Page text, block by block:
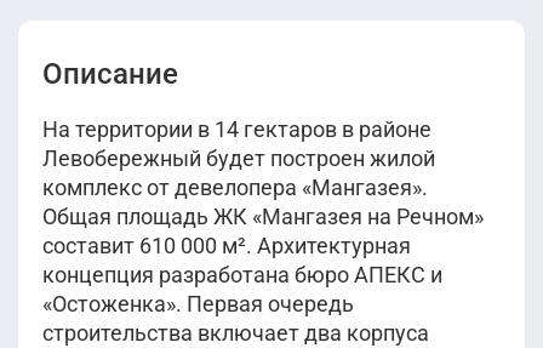
8 корпус
24 409 000руб.
42.8 м2 этаж 15-23
IV кв 2027
8 корпус
Уточнить
43.1 м
2 этаж 11
IV кв 2027
8 корпус
8 корпус
36 960 000
70.2 м2 этаж 6
IV кв 2027
8 корпус
Уточнить
37 741 000 руб.
70.4 м2 этаж 14-23
IV кв 2027
Уточнить
Описание
На территории в 14 гектаров в районе
Левобережный будет построен жилой
комплекс от девелопера «Мангазея».
Общая площадь ЖК «Мангазея на Речном»
составит 610 000 м². Архитектурная
концепция разработана бюро АПЕКС и
«Остоженка». Первая очередь
строительства включает два корпуса